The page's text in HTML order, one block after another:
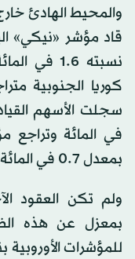
قاد مؤشر «نيكي»
نسبته
في المائة
بمعدل 0.7 في المائة.
ولم تكن العقود
بمعزل عن هذه